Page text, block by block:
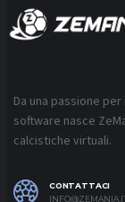
Da una passione
software nasce
calcistiche virtuali.
CONTATTACI